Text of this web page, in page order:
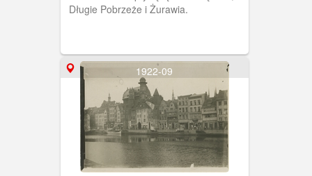
Długie Pobrzeże i Żurawia.
1922-09